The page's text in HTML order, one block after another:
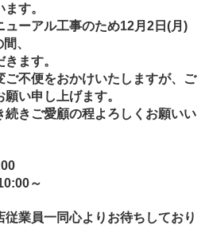
す。
ューアル工事のため12月2日(月)
、
ます。
ご不便をおかけいたしますが、ご
い申し上げます。
続きご愛顧の程よろしくお願いい
～
従業員一同心よりお待ちしており